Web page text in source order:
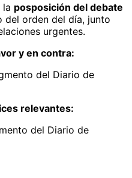
la posposición del debate
del orden del día, junto
urgentes.
y en contra:
del Diario de
relevantes:
del Diario de